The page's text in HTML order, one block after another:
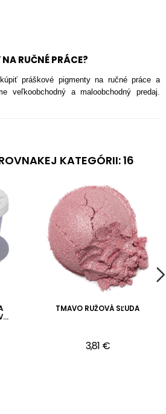
RUČNÉ PRÁCE?
práškové pigmenty na ručné práce a
veľkoobchodný a maloobchodný predaj.
KATEGÓRII: 16
TMAVO RUŽOVÁ SĽUDA
3,81 €